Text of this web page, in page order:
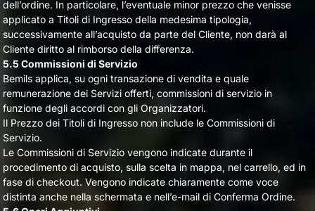
dell’ordine. In particolare, l’eventuale minor prezzo che venisse
applicato a Titoli di Ingresso della medesima tipologia,
successivamente all’acquisto da parte del Cliente, non darà al
Cliente diritto al rimborso della differenza.
5.5 Commissioni di Servizio
Bemils applica, su ogni transazione di vendita e quale
remunerazione dei Servizi offerti, commissioni di servizio in
funzione degli accordi con gli Organizzatori.
Il Prezzo dei Titoli di Ingresso non include le Commissioni di
Servizio.
Le Commissioni di Servizio vengono indicate durante il
procedimento di acquisto, sulla scelta in mappa, nel carrello, ed in
fase di checkout. Vengono indicate chiaramente come voce
distinta anche nella schermata e nell’e-mail di Conferma Ordine.